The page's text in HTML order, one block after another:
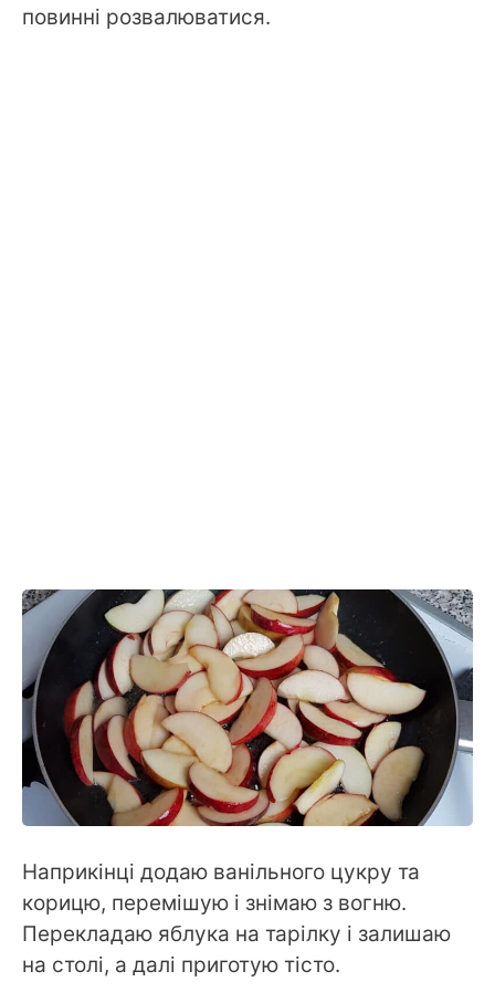
повинні розвалюватися.
Наприкінці додаю ванільного цукру та
корицю, перемішую і знімаю з вогню.
Перекладаю яблука на тарілку і залишаю
на столі, а далі приготую тісто.